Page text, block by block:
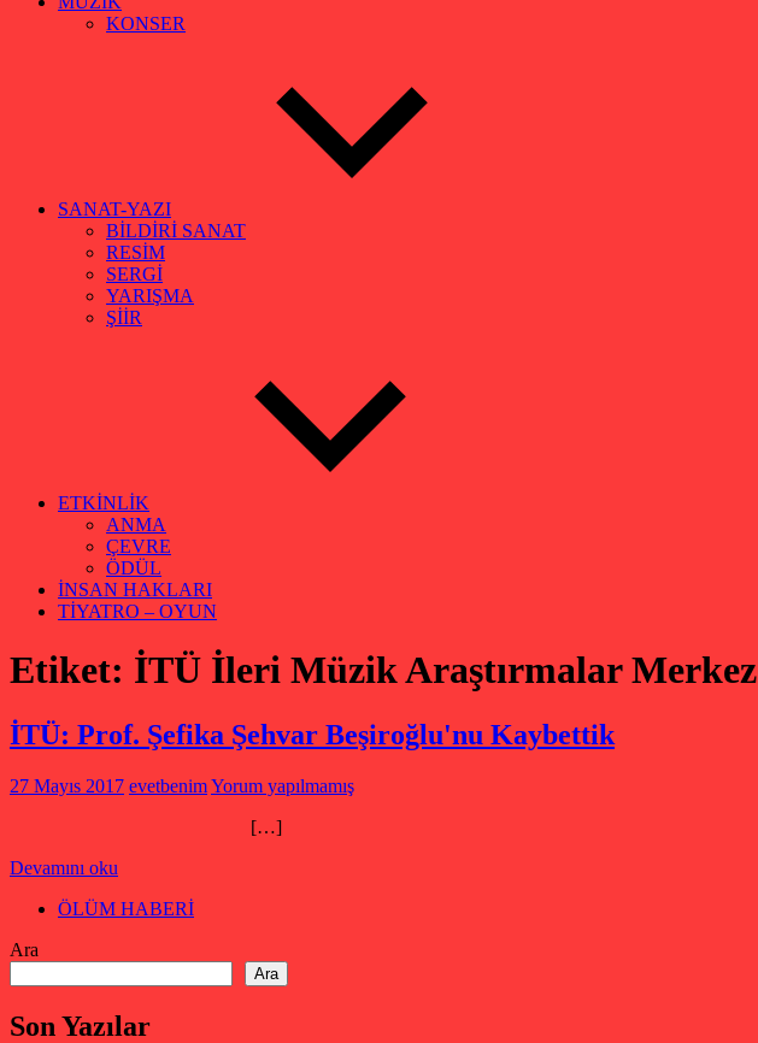
KONSER
SANAT-YAZI
BİLDİRİ SANAT
RESİM
SERGİ
YARIŞMA
ŞİİR
ETKİNLİK
ANMA
ÇEVRE
ÖDÜL
İNSAN HAKLARI
TİYATRO – OYUN
Etiket: İTÜ İleri Müzik Araştırmalar Merkez
İTÜ: Prof. Şefika Şehvar Beşiroğlu'nu Kaybettik
27 Mayıs 2017 evetbenimYorum yapılmamış
[…]
Devamını oku
ÖLÜM HABERİ
Ara
Ara
Son Yazılar